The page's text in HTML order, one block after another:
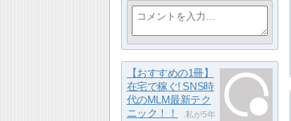
【おすすめの1冊】
在宅で稼ぐ! SNS時
代のMLM最新テク
ニック！！
.私が5年